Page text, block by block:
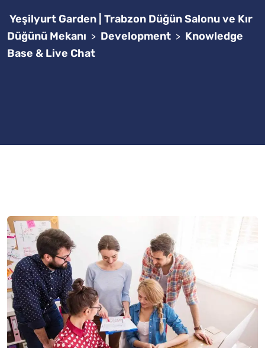
Yeşilyurt Garden | Trabzon Düğün Salonu ve Kır
Düğünü Mekanı > Development > Knowledge
Base & Live Chat